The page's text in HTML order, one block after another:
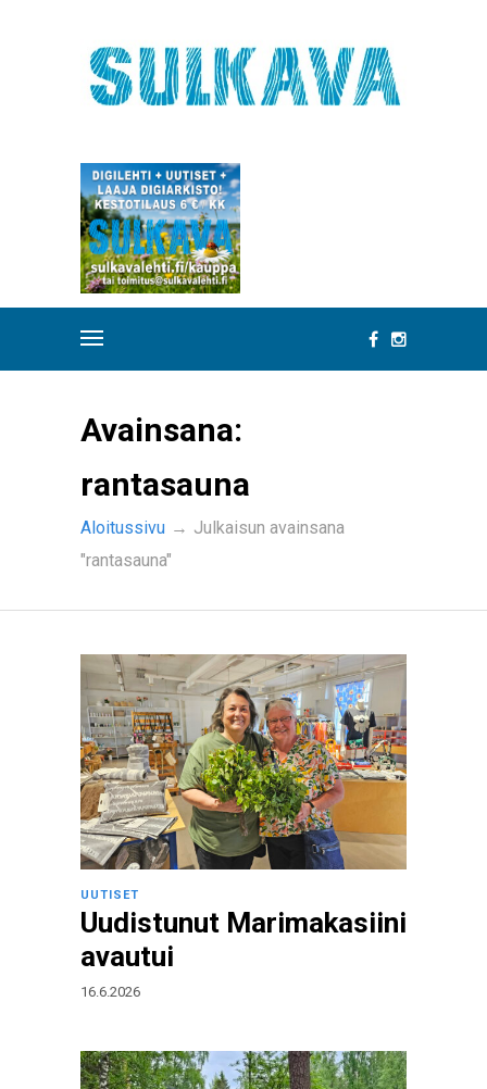
Avainsana:
rantasauna
Aloitussivu → Julkaisun avainsana
"rantasauna"
UUTISET
Uudistunut Marimakasiini
avautui
16.6.2026